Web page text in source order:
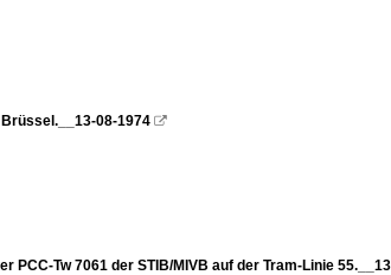
08-1974 
Tw 7061 der STIB/MIVB auf der Tram-Linie